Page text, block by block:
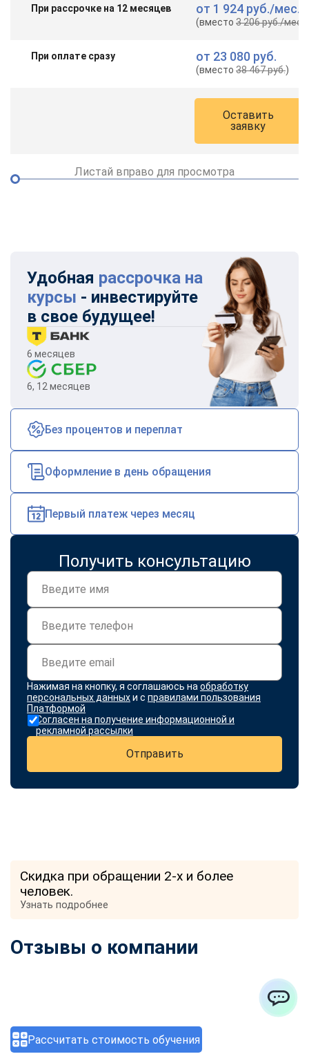
Рассчитать стоимость обучения
При рассрочке на 12 месяцев от 1 924 руб./мес.
(вместо3 206 руб./мес.
При оплате сразу от 23 080 руб.
(вместо38 467 руб.)
Оставить
заявку
Листай вправо для просмотра
Удобная рассрочка на
курсы - инвестируйте
в свое будущее!
6 месяцев
6, 12 месяцев
Без процентов и переплат
Оформление в день обращения
Первый платеж через месяц
Получить консультацию
Нажимая на кнопку, я соглашаюсь на обработку
персональных данныхи с правилами пользования
Платформой
Согласен на получение информационной и
рекламной рассылки
Отправить
Скидка при обращении 2-х и более
человек.
Узнать подробнее
Отзывы о компании
ChatApp
online
Мессенджеры
Свяжитесь с нами через любой удобный мессенджер!
Telegram WhatsApp
Vkontakte
Max